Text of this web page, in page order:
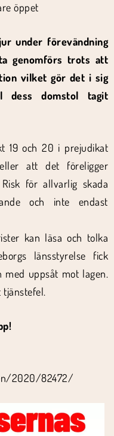
öppet
under förevändning
genomförs trots att
vilket gör det i sig
domstol tagit
19 och 20 i prejudikat
att det föreligger
för allvarlig skada
och inte endast
kan läsa och tolka
länsstyrelse fick
med uppsåt mot lagen.
2020/82472/